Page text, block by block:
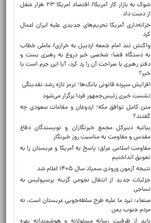
شوک به بازار کار آمریکا/ اقتصاد امریکا ۲۳ هزار شغل
از دست داد
خزانه‌داری آمریکا تحریم‌های جدیدی علیه ایران اعمال
کرد
واکنش تند امام جمعه اردبیل به خرازی/ عاملی خطاب
به دستگاه قضا: شخصی خبر دروغ به رهبری بست و
دفتر رهبری با صراحت آن را رد کرد، آیا این جرم است یا
خیر؟
افزایش سپرده قانونی بانک‌ها؛ ترمز تازه رشد نقدینگی
نشست خبری رئیس‌جمهور فردا برگزار می‌شود
متن کامل توافق مکه؛ اردوغان و مقامات سعودی چه
گفتند؟
بیانیه دبیرکل مجمع خبرنگاران و نویسندگان دفاع
مقدس و مقاومت به مناسبت روز خبرنگار
مقاومت اسلامی عراق: پاسخ به آمریکا و عربستان را به
تعویق انداختیم
نتیجه آزمون ورودی سمپاد سال ۱۴۰۵ اعلام شد
جزئیات جدید از انتقال نجومی گزینه پرسپولیس به
نساجی
صنعاء: نبرد ما علیه طرح سلطه‌جویی عربستان است، نه
مردم جنوب یمن